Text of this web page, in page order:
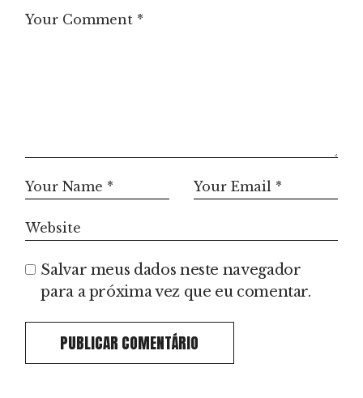
Salvar meus dados neste navegador
para a próxima vez que eu comentar.
PUBLICAR COMENTÁRIO